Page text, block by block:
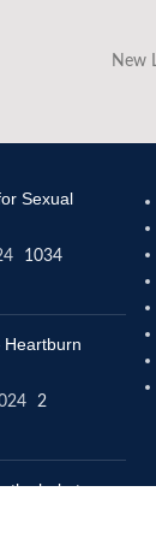
New
Sexual
1034
Heartburn
2
help to